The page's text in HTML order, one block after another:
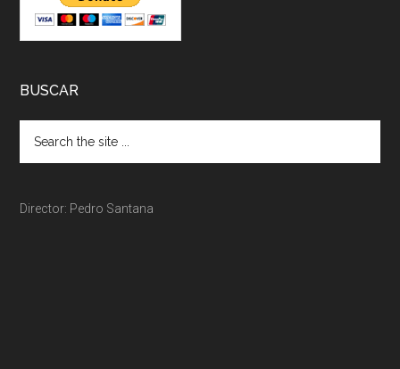
BUSCAR
Director: Pedro Santana